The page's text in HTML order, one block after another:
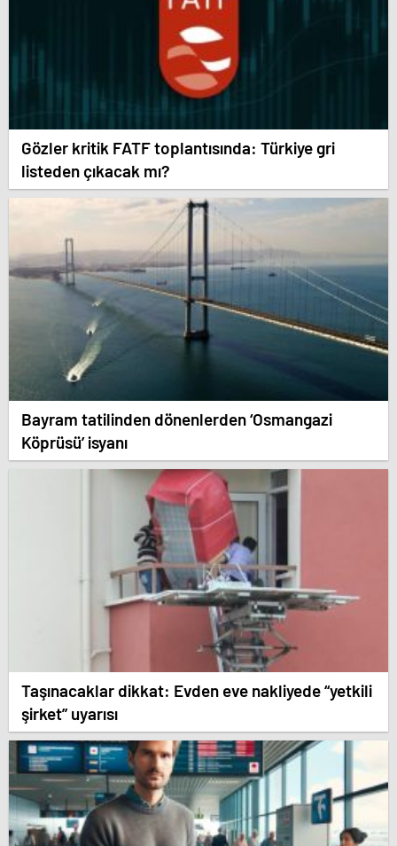
Gözler kritik FATF toplantısında: Türkiye gri
listeden çıkacak mı?
Bayram tatilinden dönenlerden ‘Osmangazi
Köprüsü’ isyanı
Taşınacaklar dikkat: Evden eve nakliyede “yetkili
şirket” uyarısı